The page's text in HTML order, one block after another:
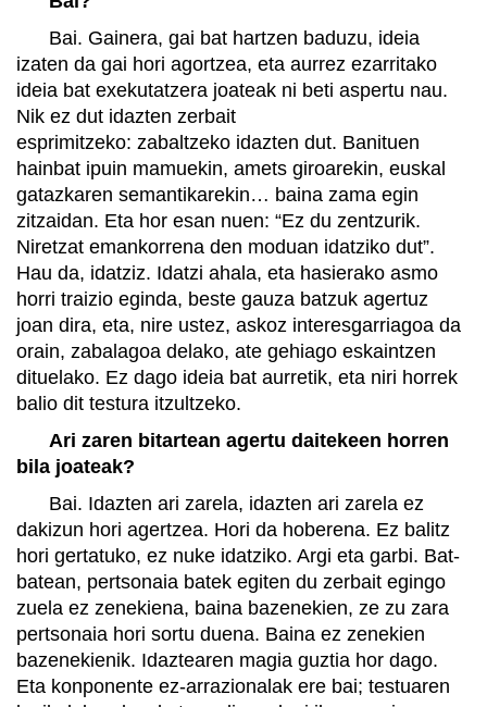
Bai. Gainera, gai bat hartzen baduzu, ideia
izaten da gai hori agortzea, eta aurrez ezarritako
ideia bat exekutatzera joateak ni beti aspertu nau.
Nik ez dut idazten zerbait
esprimitzeko: zabaltzeko idazten dut. Banituen
hainbat ipuin mamuekin, amets giroarekin, euskal
gatazkaren semantikarekin… baina zama egin
zitzaidan. Eta hor esan nuen: “Ez du zentzurik.
Niretzat emankorrena den moduan idatziko dut”.
Hau da, idatziz. Idatzi ahala, eta hasierako asmo
horri traizio eginda, beste gauza batzuk agertuz
joan dira, eta, nire ustez, askoz interesgarriagoa da
orain, zabalagoa delako, ate gehiago eskaintzen
dituelako. Ez dago ideia bat aurretik, eta niri horrek
balio dit testura itzultzeko.
Ari zaren bitartean agertu daitekeen horren
bila joateak?
Bai. Idazten ari zarela, idazten ari zarela ez
dakizun hori agertzea. Hori da hoberena. Ez balitz
hori gertatuko, ez nuke idatziko. Argi eta garbi. Bat-
batean, pertsonaia batek egiten du zerbait egingo
zuela ez zenekiena, baina bazenekien, ze zu zara
pertsonaia hori sortu duena. Baina ez zenekien
bazenekienik. Idaztearen magia guztia hor dago.
Eta konponente ez-arrazionalak ere bai; testuaren